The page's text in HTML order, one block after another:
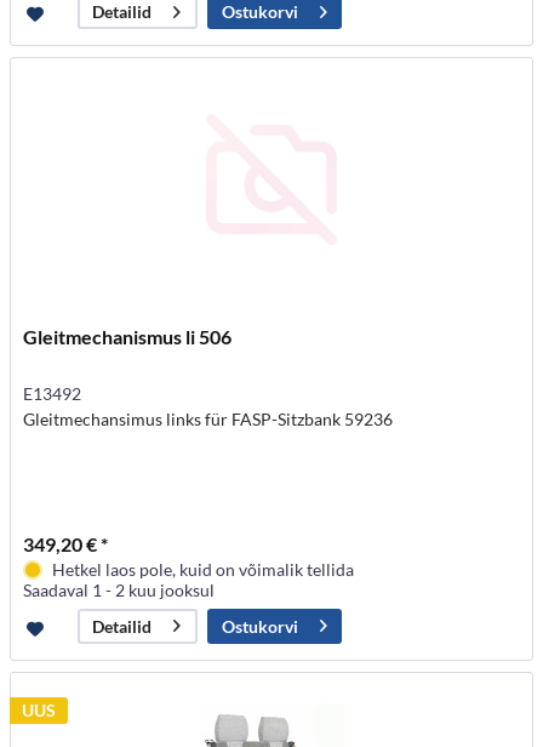
Detailid
Ostukorvi
Gleitmechanismus li 506
E13492
Gleitmechansimus links für FASP-Sitzbank 59236
349,20 € *
Hetkel laos pole, kuid on võimalik tellida
Saadaval 1 - 2 kuu jooksul
Detailid
Ostukorvi
UUS